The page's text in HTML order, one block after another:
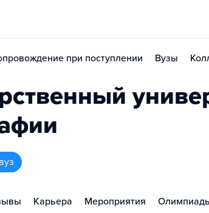
при поступлении Вузы
Карьера Мероприятия